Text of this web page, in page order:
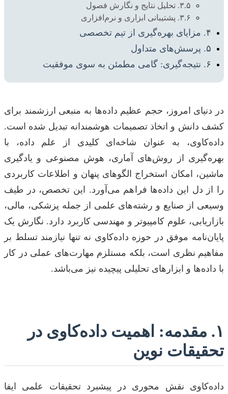
۳.۵. تحلیل نتایج و نگارش فصول
۳.۶. پشتیبانی ابزاری و نرم‌افزاری
۴. مزایای بهره‌گیری از تیم تخصصی
۵. پرسش‌های متداول
۶. نتیجه‌گیری: گامی مطمئن به سوی موفقیت
در دنیای امروز، حجم عظیم داده‌ها به منبعی ارزشمند برای
کشف دانش و اتخاذ تصمیمات هوشمندانه تبدیل شده است.
داده‌کاوی، به عنوان شاخه‌ای کلیدی از علم داده، با
بهره‌گیری از روش‌های آماری، هوش مصنوعی و یادگیری
ماشین، امکان استخراج الگوهای پنهان و اطلاعات کاربردی
را از دل این داده‌ها فراهم می‌آورد. این تخصص، در طیف
وسیعی از صنایع و رشته‌های علمی از جمله پزشکی، مالی،
بازاریابی، علوم کامپیوتر و مهندسی کاربرد دارد. نگارش یک
پایان‌نامه موفق در حوزه داده‌کاوی نه تنها نیازمند تسلط بر
مفاهیم نظری است، بلکه مستلزم مهارت‌های عملی در کار
با داده‌ها و ابزارهای تحلیلی پیچیده نیز می‌باشد.
۱. مقدمه: اهمیت داده‌کاوی در
تحقیقات نوین
داده‌کاوی نقش محوری در پیشبرد تحقیقات علمی ایفا